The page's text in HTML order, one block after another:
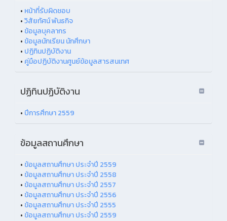
• หน้าที่รับผิดชอบ
•วิสัยทัศน์ พันธกิจ
• ข้อมูลบุคลากร
• ข้อมูลนักเรียน นักศึกษา
• ปฏิทินปฏิบัติงาน
• คู่มือปฏิบัติงานศูนย์ข้อมูลสารสนเทศ
ปฏิทินปฏิบัติงาน
• ปีการศึกษา 2559
ข้อมูลสถานศึกษา
• ข้อมูลสถานศึกษา ประจำปี 2559
• ข้อมูลสถานศึกษา ประจำปี 2558
• ข้อมูลสถานศึกษา ประจำปี 2557
• ข้อมูลสถานศึกษา ประจำปี 2556
• ข้อมูลสถานศึกษา ประจำปี 2555
• ข้อมูลสถานศึกษา ประจำปี 2559